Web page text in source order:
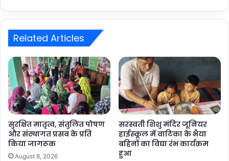
Related Articles
सुरक्षित मातृत्व, संतुलित पोषण
और संस्थागत प्रसव के प्रति
किया जागरूक
August 8, 2026
सरस्वती शिशु मंदिर जूनियर
हाईस्कूल में वाटिका के भैया
बहिनों का विद्या रंभ कार्यक्रम
हुआ